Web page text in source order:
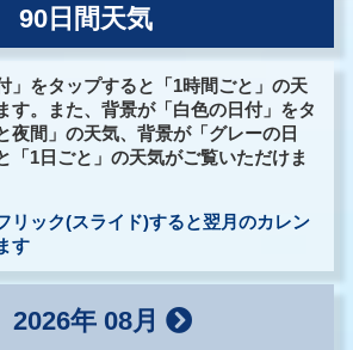
90日間天気
」をタップすると「1時間ごと」の天
す。また、背景が「白色の日付」をタ
夜間」の天気、背景が「グレーの日
「1日ごと」の天気がご覧いただけま
リック(スライド)すると翌月のカレン
す
2026年 08月